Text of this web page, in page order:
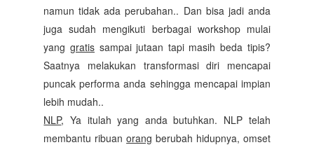
namun tidak ada perubahan.. Dan bisa jadi anda
juga sudah mengikuti berbagai workshop mulai
yang gratis sampai jutaan tapi masih beda tipis?
Saatnya melakukan transformasi diri mencapai
puncak performa anda sehingga mencapai impian
lebih mudah..
NLP, Ya itulah yang anda butuhkan. NLP telah
membantu ribuanorang berubah hidupnya, omset